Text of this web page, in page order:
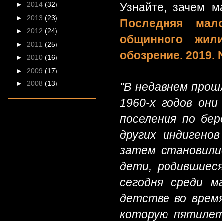
Узнайте, зачем
Последняя
общинного
обозрение.
"В недавнем
1960-х годов
поселения по
других
затем
дети,
сегодня среди
детстве во
которую
► 2014 (32)
► 2013 (23)
► 2012 (24)
► 2011 (25)
► 2010 (16)
► 2009 (17)
► 2008 (13)